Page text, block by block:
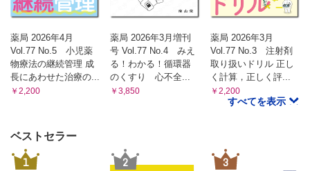
薬局 2026年4月
Vol.77 No.5 小児薬
物療法の継続管理 成
長にあわせた治療の...
￥2,200
薬局 2026年3月増刊
号 Vol.77 No.4 みえ
る！わかる！循環器
のくすり 心不全...
￥3,850
薬局 2026年3月
Vol.77 No.3 注射剤
取り扱いドリル 正し
く計算，正しく評...
￥2,200
すべてを表示
ベストセラー
1 2 3